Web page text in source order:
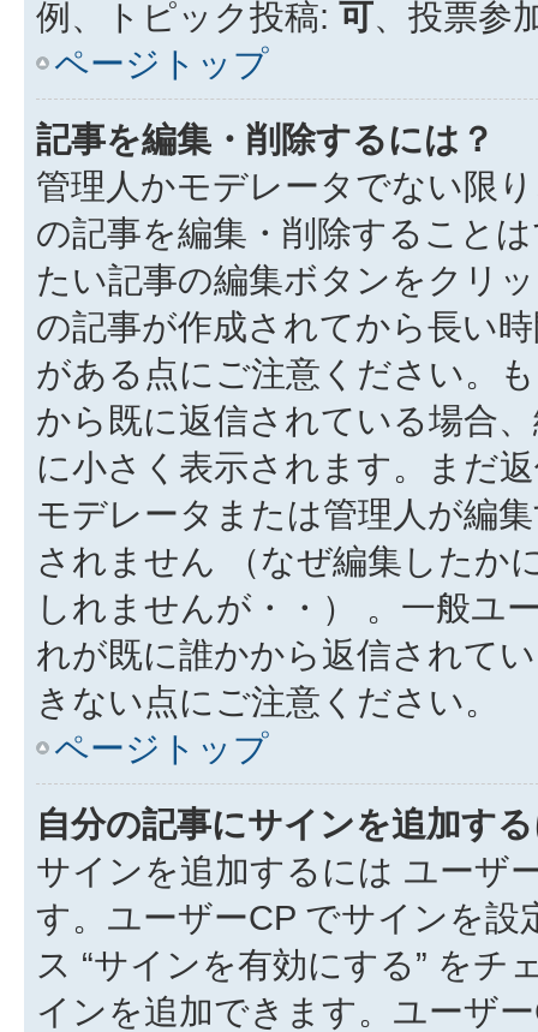
例、トピック投稿: 可、投票参
ページトップ
記事を編集・削除するには？
管理人かモデレータでない限
の記事を編集・削除すること
たい記事の編集ボタンをクリ
の記事が作成されてから長い
がある点にご注意ください。
から既に返信されている場合
に小さく表示されます。まだ
モデレータまたは管理人が編
されません （なぜ編集したか
しれませんが・・） 。一般ユ
れが既に誰かから返信されて
きない点にご注意ください。
ページトップ
自分の記事にサインを追加す
サインを追加するには ユーザ
す。ユーザーCP でサインを
ス “サインを有効にする” を
インを追加できます。ユーザ